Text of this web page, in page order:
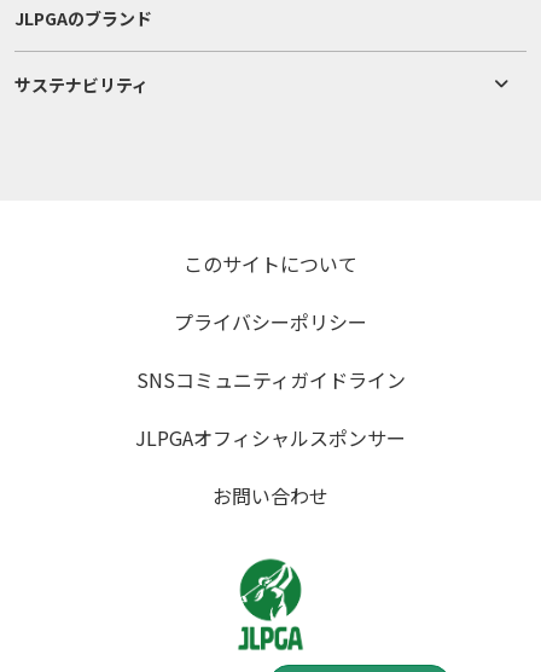
JLPGAのブランド
サステナビリティ
このサイトについて
プライバシーポリシー
SNSコミュニティガイドライン
JLPGAオフィシャルスポンサー
お問い合わせ